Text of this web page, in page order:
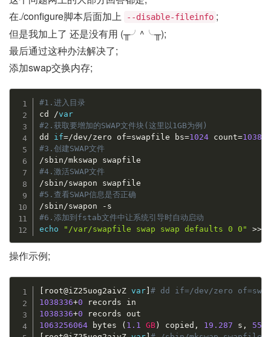
在./configure脚本后面加上
--disable-fileinfo ;
但是我加上了 还是没有用 (╥╯^╰╥);
最后通过这种办法解决了;
添加swap交换内存;
#1.进入目录
cd /var
#2.获取要增加的SWAP文件块(这里以1GB为例)
dd if=/dev/zero of=swapfile bs=1024 count=
#3.创建SWAP文件
/sbin/
#4.激活SWAP文件
/sbin/
#5.查看SWAP信息是否正确
/sbin/swapon -
#6.添加到fstab文件中让系统引导时自动启动
echo
"/var/swapfile swap swap defaults 0 0" >>
操作示例;
[ root@iZ25uog2aivZ var]# dd if=/dev/zero
1038336+0
1038336+0
1063256064 bytes ( 1.1 GB) copied , 19.287 s ,